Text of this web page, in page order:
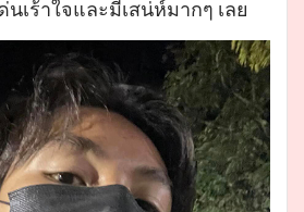
เร้าใจและมีเสน่ห์มากๆ เลย